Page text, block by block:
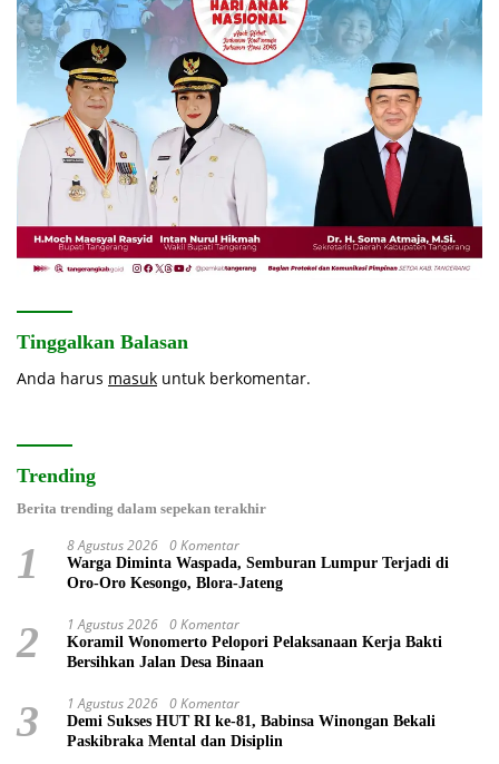
Tinggalkan Balasan
Anda harus masuk untuk berkomentar.
Trending
Berita trending dalam sepekan terakhir
1 8 Agustus 2026 0 Komentar
Warga Diminta Waspada, Semburan Lumpur Terjadi di
Oro-Oro Kesongo, Blora-Jateng
2 1 Agustus 2026 0 Komentar
Koramil Wonomerto Pelopori Pelaksanaan Kerja Bakti
Bersihkan Jalan Desa Binaan
3 1 Agustus 2026 0 Komentar
Demi Sukses HUT RI ke-81, Babinsa Winongan Bekali
Paskibraka Mental dan Disiplin